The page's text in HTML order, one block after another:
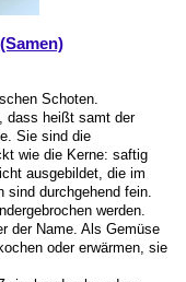
Schoten.
dass heißt samt der
Sie sind die
wie die Kerne: saftig
ausgebildet, die im
sind durchgehend fein.
werden.
der Name. Als Gemüse
oder erwärmen, sie